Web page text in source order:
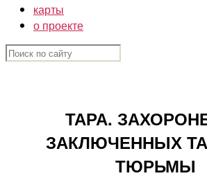
карты
о проекте
ТАРА.
ЗАКЛЮЧЕННЫХ
ТЮРЬМЫ